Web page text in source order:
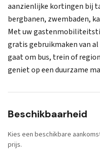
aanzienlijke kortingen bij
bergbanen, zwembaden,
Met uw
gratis gebruikmaken van
gaat om bus, trein of
geniet op een duurzame
Beschikbaarheid
Kies een beschikbare
prijs.